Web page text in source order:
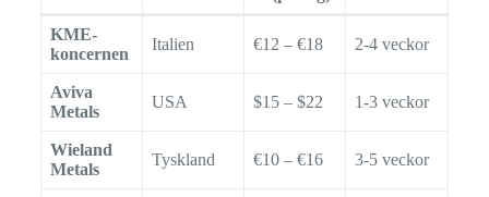
KME-
koncernen
Italien €12 – €18 2-4 veckor
Aviva
Metals
USA $15 – $22 1-3 veckor
Wieland
Metals
Tyskland €10 – €16 3-5 veckor